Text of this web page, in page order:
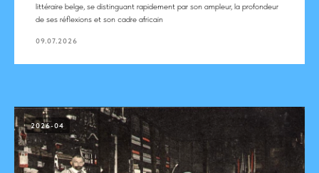
littéraire belge, se distinguant rapidement par son ampleur, la profondeur
de ses réflexions et son cadre africain
09.07.2026
2026-04